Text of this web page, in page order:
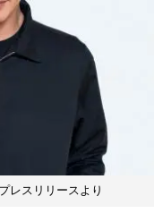
レスリリースより